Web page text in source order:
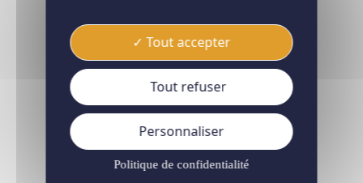
Tout accepter
Tout refuser
Personnaliser
Politique de confidentialité